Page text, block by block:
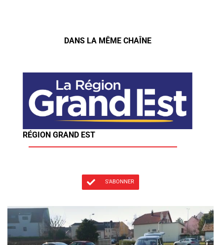
DANS LA MÊME CHAÎNE
RÉGION GRAND EST
S'ABONNER